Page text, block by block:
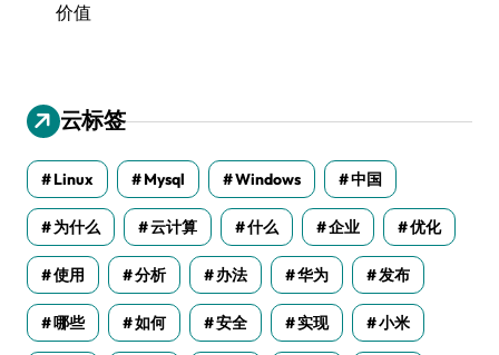
价值
云标签
Linux Mysql Windows 中国
为什么 云计算 什么 企业 优化
使用 分析 办法 华为 发布
哪些 如何 安全 实现 小米